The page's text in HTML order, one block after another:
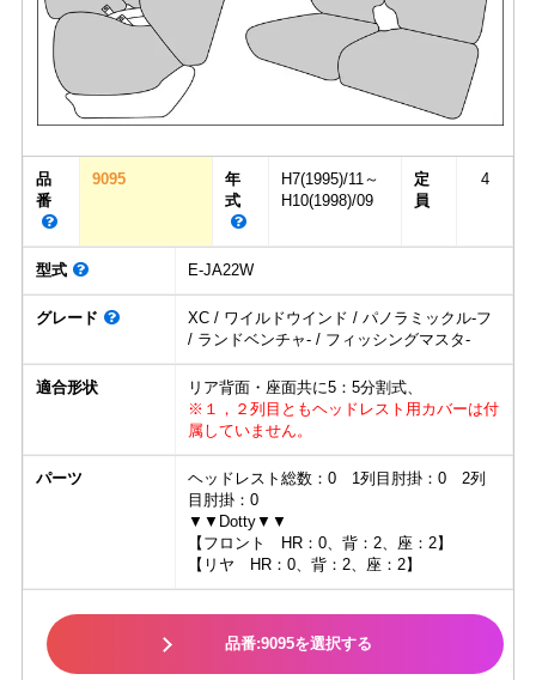
品
番
9095
年
式
H7(1995)/11～
H10(1998)/09
定
員
4
型式 E-JA22W
グレード
XC / ワイルドウインド / パノラミックル-フ
/ ランドベンチャ- / フィッシングマスタ-
適合形状
リア背面・座面共に5：5分割式、
※１，２列目ともヘッドレスト用カバーは付
属していません。
パーツ
ヘッドレスト総数：0 1列目肘掛：0 2列
目肘掛：0
▼▼Dotty▼▼
【フロント HR：0、背：2、座：2】
【リヤ HR：0、背：2、座：2】
品番:9095を選択する